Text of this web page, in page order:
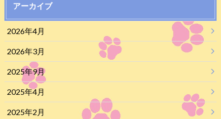
アーカイブ
2026年4月
2026年3月
2025年9月
2025年4月
2025年2月